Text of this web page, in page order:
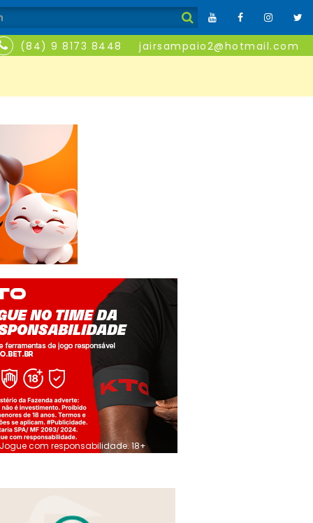
(84) 9 8173 8448 jairsampaio2@hotmail.com
Jogue com responsabilidade. 18+